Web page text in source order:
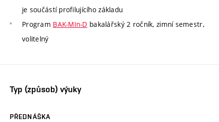
je součástí profilujícího základu
Program BAK-MIn-D bakalářský 2 ročník, zimní semestr,
volitelný
Typ (způsob) výuky
PŘEDNÁŠKA